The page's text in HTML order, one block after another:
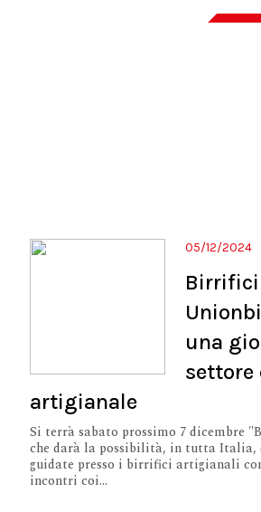
05/12/2024
una
settore
artigianale
Si terrà sabato prossimo 7 dicembre
che darà la possibilità, in tutta Italia,
guidate presso i birrifici artigianali
incontri coi...